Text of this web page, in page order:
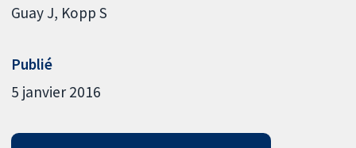
Guay J Kopp S
Publié
5 janvier 2016